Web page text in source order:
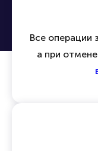
Все операции
а при